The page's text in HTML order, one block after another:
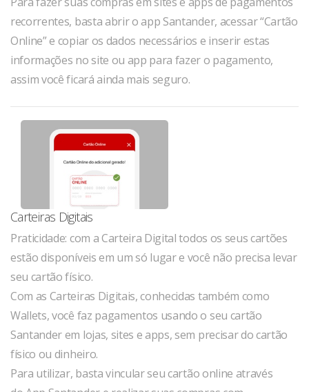
recorrentes, basta abrir o app Santander, acessar “Cartão
Online” e copiar os dados necessários e inserir estas
informações no site ou app para fazer o pagamento,
assim você ficará ainda mais seguro.
Carteiras Digitais
Praticidade: com a Carteira Digital todos os seus cartões
estão disponíveis em um só lugar e você não precisa levar
seu cartão físico.
Com as Carteiras Digitais, conhecidas também como
Wallets, você faz pagamentos usando o seu cartão
Santander em lojas, sites e apps, sem precisar do cartão
físico ou dinheiro.
Para utilizar, basta vincular seu cartão online através